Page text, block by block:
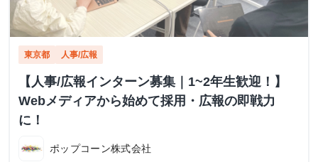
東京都 人事/広報
【人事/広報インターン募集｜1~2年生歓迎！】
Webメディアから始めて採用・広報の即戦力
に！
ポップコーン株式会社